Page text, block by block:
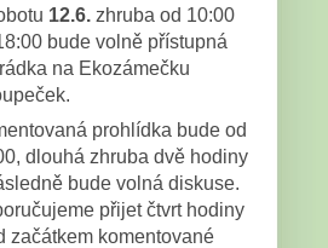
12.6. zhruba od 10:00
bude volně přístupná
na Ekozámečku
prohlídka bude od
dlouhá zhruba dvě hodiny
bude volná diskuse.
přijet čtvrt hodiny
začátkem komentované